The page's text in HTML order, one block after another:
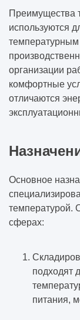
Преимущества
используются
организации
комфортные
отличаются
Основное
температурой.
сферах:
подходят
питания,